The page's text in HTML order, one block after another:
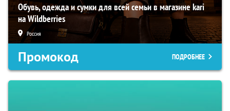
Обувь, одежда и сумки для всей семьи в магазине kari
на Wildberries
Россия
Промокод ПОДРОБНЕЕ